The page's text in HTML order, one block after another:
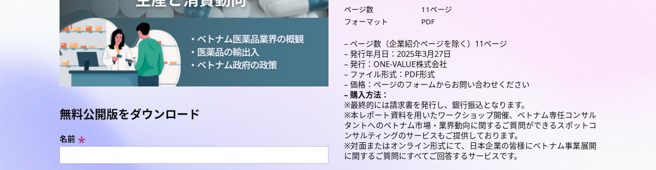
ページ数
11ページ
フォーマット
PDF
– ページ数（企業紹介ページを除く）11ページ
– 発行年月日：2025年3月27日
– 発行：ONE-VALUE株式会社
– ファイル形式：PDF形式
– 価格：ページのフォームからお問い合わせください
– 購入方法：
※最終的には請求書を発行し、銀行振込となります。
※本レポート資料を用いたワークショップ開催、ベトナム専任コンサル
タントへのベトナム市場・業界動向に関するご質問ができるスポットコ
ンサルティングのサービスもご提供しております。
※対面またはオンライン形式にて、日本企業の皆様にベトナム事業展開
に関するご質問にすべてご回答するサービスです。
無料公開版をダウンロード
名前